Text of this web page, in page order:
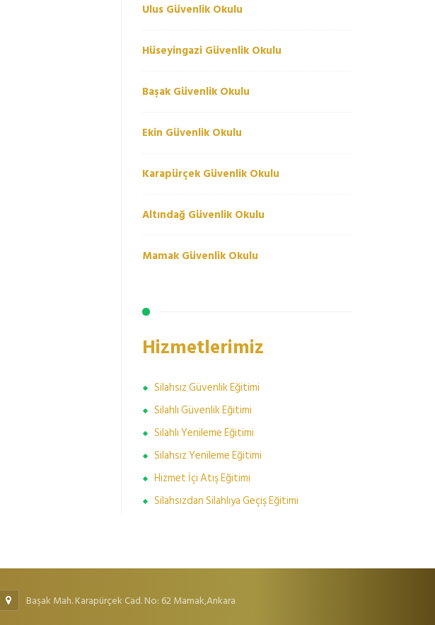
Ulus Güvenlik Okulu
Hüseyingazi Güvenlik Okulu
Başak Güvenlik Okulu
Ekin Güvenlik Okulu
Karapürçek Güvenlik Okulu
Altındağ Güvenlik Okulu
Mamak Güvenlik Okulu
Hizmetlerimiz
Silahsız Güvenlik Eğitimi
Silahlı Güvenlik Eğitimi
Silahlı Yenileme Eğitimi
Silahsız Yenileme Eğitimi
Hizmet İçi Atış Eğitimi
Silahsızdan Silahlıya Geçiş Eğitimi
Başak Mah. Karapürçek Cad. No: 62 Mamak,Ankara